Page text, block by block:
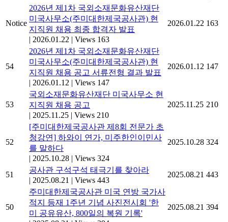
Notice
2026년 제1차 국외소재문화유산재단
미국사무소(주미대한제국공사관) 현
지직원 채용 최종 합격자 발표
| 2026.01.22 | Views 163
2026.01.22 163
54
2026년 제1차 국외소재문화유산재단
미국사무소(주미대한제국공사관) 현
지직원 채용 공고 서류전형 결과 발표
| 2026.01.12 | Views 147
2026.01.12 147
53
국외소재문화유산재단 미국사무소 현
지직원 채용 공고
| 2025.11.25 | Views 210
2025.11.25 210
52
[주미대한제국공사관 제8회 전문가 초
청강연] 하와이 연가, 미주한인이민사
를 말하다
| 2025.10.28 | Views 324
2025.10.28 324
51
공사관 구석구석 태극기를 찾아라
| 2025.08.21 | Views 443
2025.08.21 443
50
주미대한제국공사관 미국 연방 국가사
적지 등재 1주년 기념 사진전시회 '한
미 공유유산, 800일의 복원 기록'
2025.08.21 394